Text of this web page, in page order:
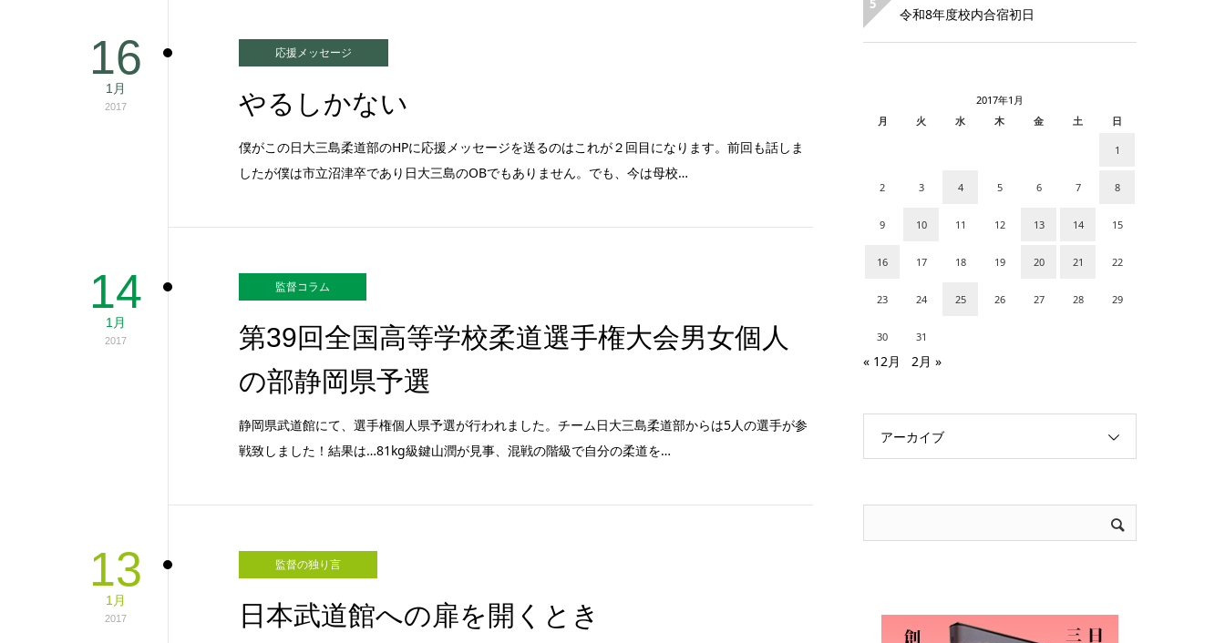
16
1月
2017
応援メッセージ
やるしかない
僕がこの日大三島柔道部のHPに応援メッセージを送るのはこれが２回目になります。前回も話しま
したが僕は市立沼津卒であり日大三島のOBでもありません。でも、今は母校…
14
1月
2017
監督コラム
第39回全国高等学校柔道選手権大会男女個人
の部静岡県予選
静岡県武道館にて、選手権個人県予選が行われました。チーム日大三島柔道部からは5人の選手が参
戦致しました！結果は…81kg級鍵山潤が見事、混戦の階級で自分の柔道を…
13
1月
2017
監督の独り言
日本武道館への扉を開くとき
5
令和8年度校内合宿初日
2017年1月
月
火 水 木 金 土 日
1
2 3 4 5 6 7 8
9 10 11 12 13 14 15
16 17 18 19 20 21 22
23 24 25 26 27 28 29
30 31
« 12月 2月 »
アーカイブ